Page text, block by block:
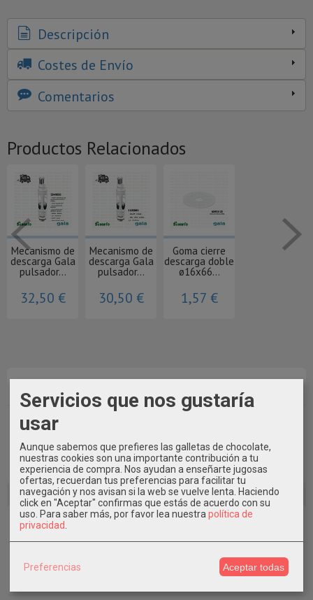
Marcas
Costes de Envío
GRATIS *
Descripción
Costes de Envío
Comentarios
Productos Relacionados
Mecanismo de
descarga Gala
pulsador...
32,50 €
Mecanismo de
descarga Gala
pulsador...
30,50 €
Goma cierre
descarga doble
ø16x66...
1,57 €
Servicios que nos gustaría
usar
Aunque sabemos que prefieres las galletas de chocolate,
nuestras cookies son una importante contribución a tu
experiencia de compra. Nos ayudan a enseñarte jugosas
ofertas, recuerdan tus preferencias para facilitar tu
navegación y nos avisan si la web se vuelve lenta. Haciendo
click en "Aceptar" confirmas que estás de acuerdo con su
uso. Para saber más, por favor lea nuestra política de
privacidad
Preferencias Aceptar todas